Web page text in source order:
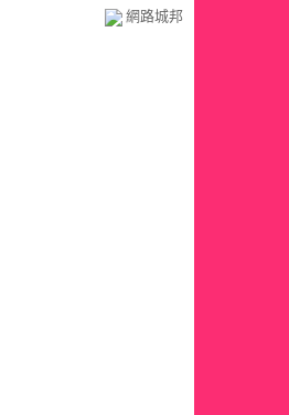
網路城邦